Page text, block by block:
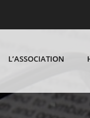
L’ASSOCIATION